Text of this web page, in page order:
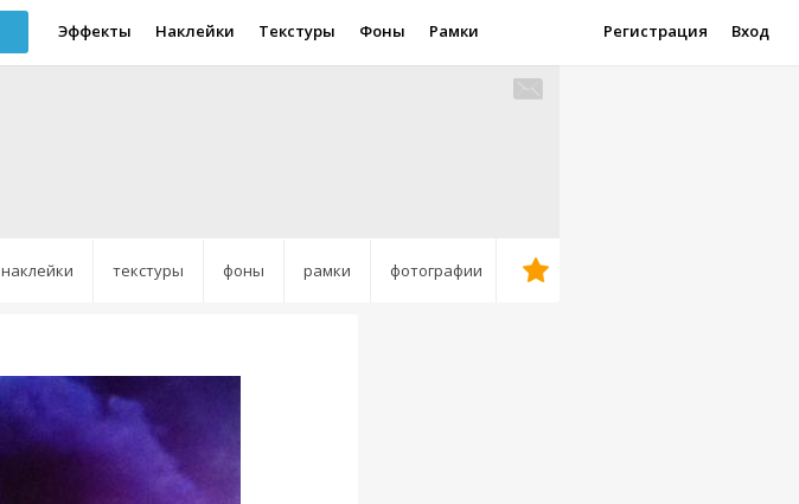
Эффекты Наклейки Текстуры Фоны Рамки Регистрация Вход
наклейки текстуры фоны рамки фотографии